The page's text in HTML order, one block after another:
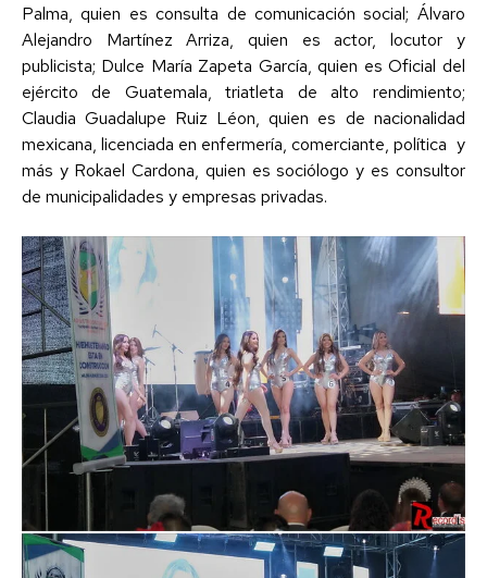
Palma, quien es consulta de comunicación social; Álvaro
Alejandro Martínez Arriza, quien es actor, locutor y
publicista; Dulce María Zapeta García, quien es Oficial del
ejército de Guatemala, triatleta de alto rendimiento;
Claudia Guadalupe Ruiz Léon, quien es de nacionalidad
mexicana, licenciada en enfermería, comerciante, política y
más y Rokael Cardona, quien es sociólogo y es consultor
de municipalidades y empresas privadas.